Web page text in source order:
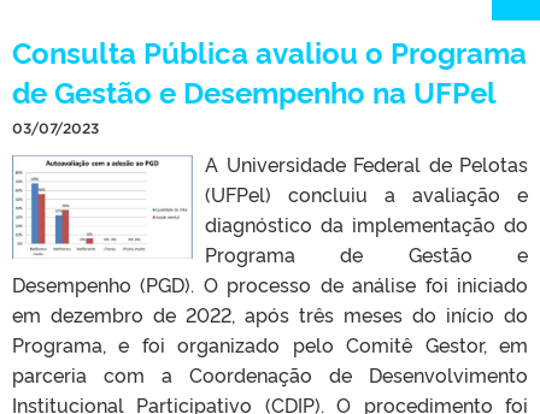
Consulta Pública avaliou o Programa
de Gestão e Desempenho na UFPel
03/07/2023
A Universidade Federal de Pelotas
(UFPel) concluiu a avaliação e
diagnóstico da implementação do
Programa de Gestão e
Desempenho (PGD). O processo de análise foi iniciado
em dezembro de 2022, após três meses do início do
Programa, e foi organizado pelo Comitê Gestor, em
parceria com a Coordenação de Desenvolvimento
Institucional Participativo (CDIP). O procedimento foi